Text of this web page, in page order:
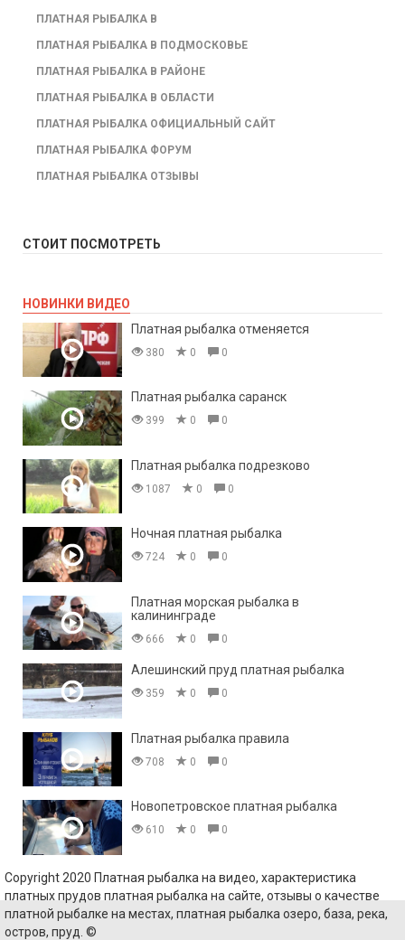
ПЛАТНАЯ РЫБАЛКА В
ПЛАТНАЯ РЫБАЛКА В ПОДМОСКОВЬЕ
ПЛАТНАЯ РЫБАЛКА В РАЙОНЕ
ПЛАТНАЯ РЫБАЛКА В ОБЛАСТИ
ПЛАТНАЯ РЫБАЛКА ОФИЦИАЛЬНЫЙ САЙТ
ПЛАТНАЯ РЫБАЛКА ФОРУМ
ПЛАТНАЯ РЫБАЛКА ОТЗЫВЫ
СТОИТ ПОСМОТРЕТЬ
НОВИНКИ ВИДЕО
Платная рыбалка отменяется
380 0 0
Платная рыбалка саранск
399 0 0
Платная рыбалка подрезково
1087 0 0
Ночная платная рыбалка
724 0 0
Платная морская рыбалка в
калининграде
666 0 0
Алешинский пруд платная рыбалка
359 0 0
Платная рыбалка правила
708 0 0
Новопетровское платная рыбалка
610 0 0
Copyright 2020 Платная рыбалка на видео, характеристика
платных прудов платная рыбалка на сайте, отзывы о качестве
платной рыбалке на местах, платная рыбалка озеро, база, река,
остров, пруд. ©